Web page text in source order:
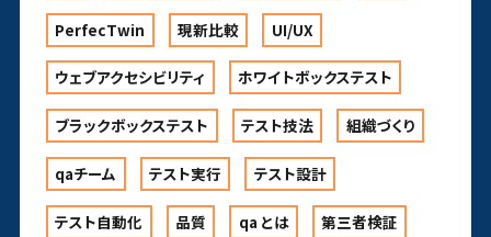
PerfecTwin 現新比較 UI/UX
ウェブアクセシビリティ ホワイトボックステスト
ブラックボックステスト テスト技法 組織づくり
qaチーム テスト実行 テスト設計
テスト自動化 品質 qa とは 第三者検証